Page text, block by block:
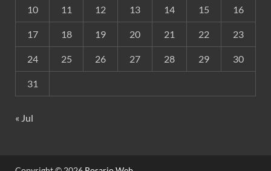
10 11 12 13 14 15 16
17 18 19 20 21 22 23
24 25 26 27 28 29 30
31
« Jul